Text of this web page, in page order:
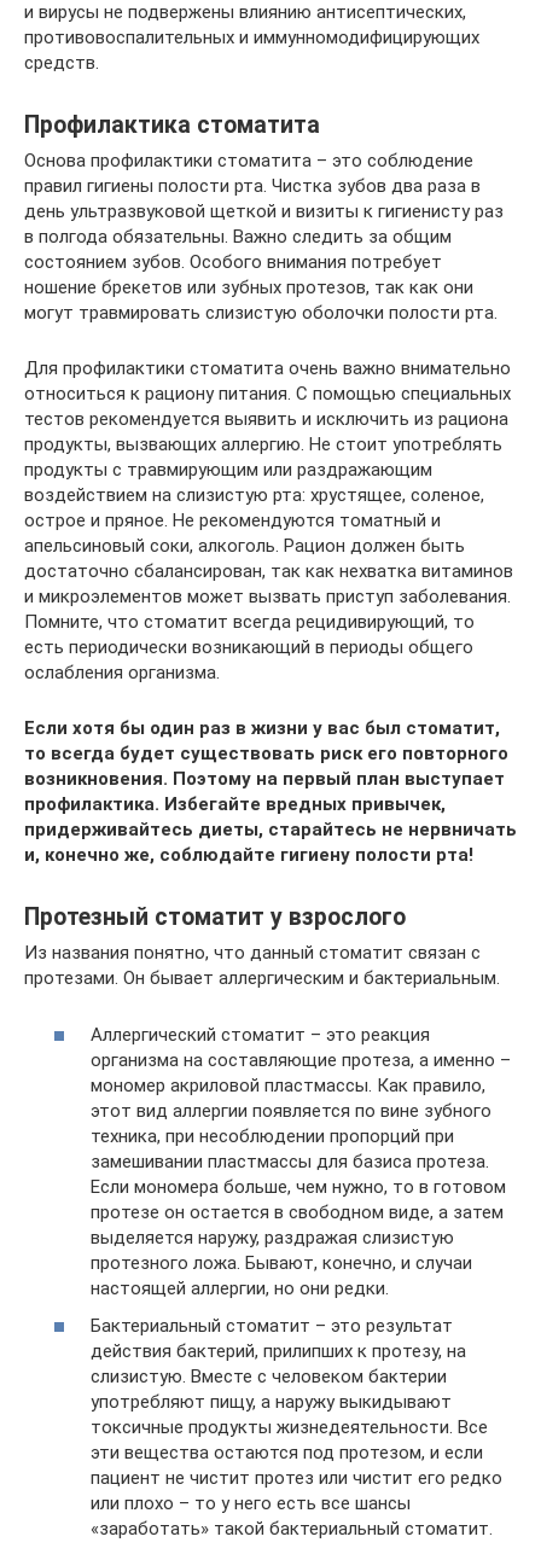
и вирусы не подвержены влиянию антисептических,
противовоспалительных и иммунномодифицирующих
средств.
Профилактика стоматита
Основа профилактики стоматита – это соблюдение
правил гигиены полости рта. Чистка зубов два раза в
день ультразвуковой щеткой и визиты к гигиенисту раз
в полгода обязательны. Важно следить за общим
состоянием зубов. Особого внимания потребует
ношение брекетов или зубных протезов, так как они
могут травмировать слизистую оболочки полости рта.
Для профилактики стоматита очень важно внимательно
относиться к рациону питания. С помощью специальных
тестов рекомендуется выявить и исключить из рациона
продукты, вызвающих аллергию. Не стоит употреблять
продукты с травмирующим или раздражающим
воздействием на слизистую рта: хрустящее, соленое,
острое и пряное. Не рекомендуются томатный и
апельсиновый соки, алкоголь. Рацион должен быть
достаточно сбалансирован, так как нехватка витаминов
и микроэлементов может вызвать приступ заболевания.
Помните, что стоматит всегда рецидивирующий, то
есть периодически возникающий в периоды общего
ослабления организма.
Если хотя бы один раз в жизни у вас был стоматит,
то всегда будет существовать риск его повторного
возникновения. Поэтому на первый план выступает
профилактика. Избегайте вредных привычек,
придерживайтесь диеты, старайтесь не нервничать
и, конечно же, соблюдайте гигиену полости рта!
Протезный стоматит у взрослого
Из названия понятно, что данный стоматит связан с
протезами. Он бывает аллергическим и бактериальным.
Аллергический стоматит – это реакция
организма на составляющие протеза, а именно –
мономер акриловой пластмассы. Как правило,
этот вид аллергии появляется по вине зубного
техника, при несоблюдении пропорций при
замешивании пластмассы для базиса протеза.
Если мономера больше, чем нужно, то в готовом
протезе он остается в свободном виде, а затем
выделяется наружу, раздражая слизистую
протезного ложа. Бывают, конечно, и случаи
настоящей аллергии, но они редки.
Бактериальный стоматит – это результат
действия бактерий, прилипших к протезу, на
слизистую. Вместе с человеком бактерии
употребляют пищу, а наружу выкидывают
токсичные продукты жизнедеятельности. Все
эти вещества остаются под протезом, и если
пациент не чистит протез или чистит его редко
или плохо – то у него есть все шансы
«заработать» такой бактериальный стоматит.